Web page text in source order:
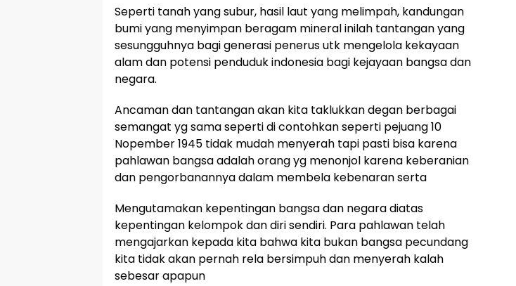
Seperti tanah yang subur, hasil laut yang melimpah, kandungan
bumi yang menyimpan beragam mineral inilah tantangan yang
sesungguhnya bagi generasi penerus utk mengelola kekayaan
alam dan potensi penduduk indonesia bagi kejayaan bangsa dan
negara.
Ancaman dan tantangan akan kita taklukkan degan berbagai
semangat yg sama seperti di contohkan seperti pejuang 10
Nopember 1945 tidak mudah menyerah tapi pasti bisa karena
pahlawan bangsa adalah orang yg menonjol karena keberanian
dan pengorbanannya dalam membela kebenaran serta
Mengutamakan kepentingan bangsa dan negara diatas
kepentingan kelompok dan diri sendiri. Para pahlawan telah
mengajarkan kepada kita bahwa kita bukan bangsa pecundang
kita tidak akan pernah rela bersimpuh dan menyerah kalah
sebesar apapun